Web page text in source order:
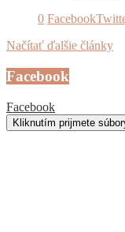
0 Facebook
Načítať ďalšie články
Facebook
Facebook
Kliknutím prijmete